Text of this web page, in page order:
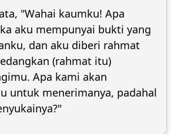
"Wahai kaumku! Apa
aku mempunyai bukti yang
dan aku diberi rahmat
(rahmat itu)
Apa kami akan
untuk menerimanya, padahal